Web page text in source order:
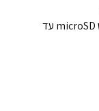
כן, ניתן להרחיב את האחסון באמצעות כרטיס microSD עד